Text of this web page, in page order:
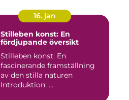
16. jan
Stilleben konst: En
fördjupande översikt
Stilleben konst: En
fascinerande framställning
av den stilla naturen
Introduktion: ...